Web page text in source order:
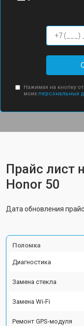
Нажимая на кнопку
моих персональных
Прайс лист
Honor 50
Дата обновления
Поломка
Диагностика
Замена стекла
Замена Wi-Fi
Ремонт GPS-модуля